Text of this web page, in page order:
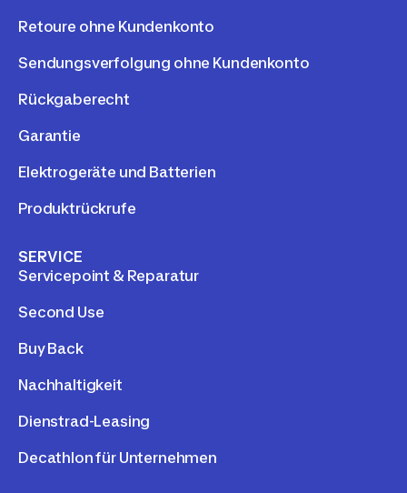
Retoure ohne Kundenkonto
Sendungsverfolgung ohne Kundenkonto
Rückgaberecht
Garantie
Elektrogeräte und Batterien
Produktrückrufe
SERVICE
Servicepoint & Reparatur
Second Use
Buy Back
Nachhaltigkeit
Dienstrad-Leasing
Decathlon für Unternehmen